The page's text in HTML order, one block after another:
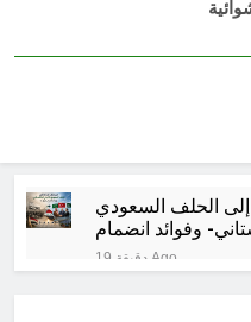
الحلف السعودي
وفوائد انضمام
العراق له!
19 دقيقة Ago